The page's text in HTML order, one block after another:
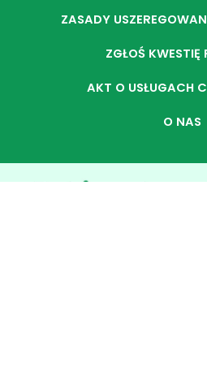
ZASADY
ZGŁOŚ KWESTIĘ
AKT O USŁUGACH
O NAS